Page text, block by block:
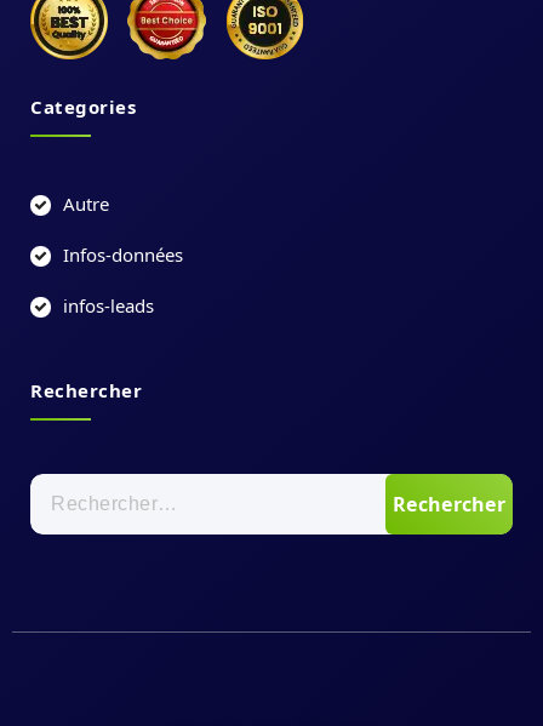
Categories
Autre
Infos-données
infos-leads
Rechercher